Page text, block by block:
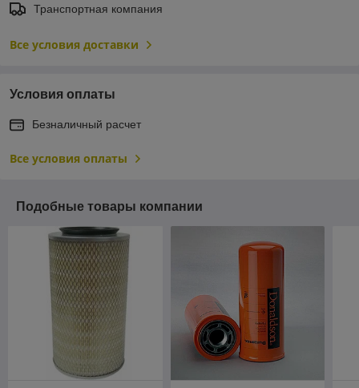
Транспортная компания
Все условия доставки
Условия оплаты
Безналичный расчет
Все условия оплаты
Подобные товары компании